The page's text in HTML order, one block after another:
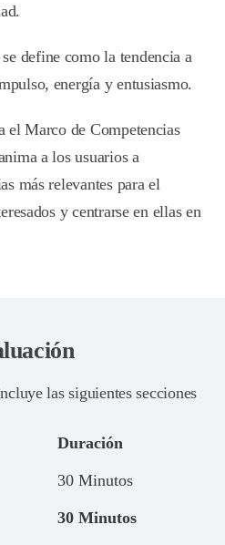
define como la tendencia a
energía y entusiasmo.
Marco de Competencias
a los usuarios a
más relevantes para el
y centrarse en ellas en
las siguientes secciones
Duración
30 Minutos
30 Minutos